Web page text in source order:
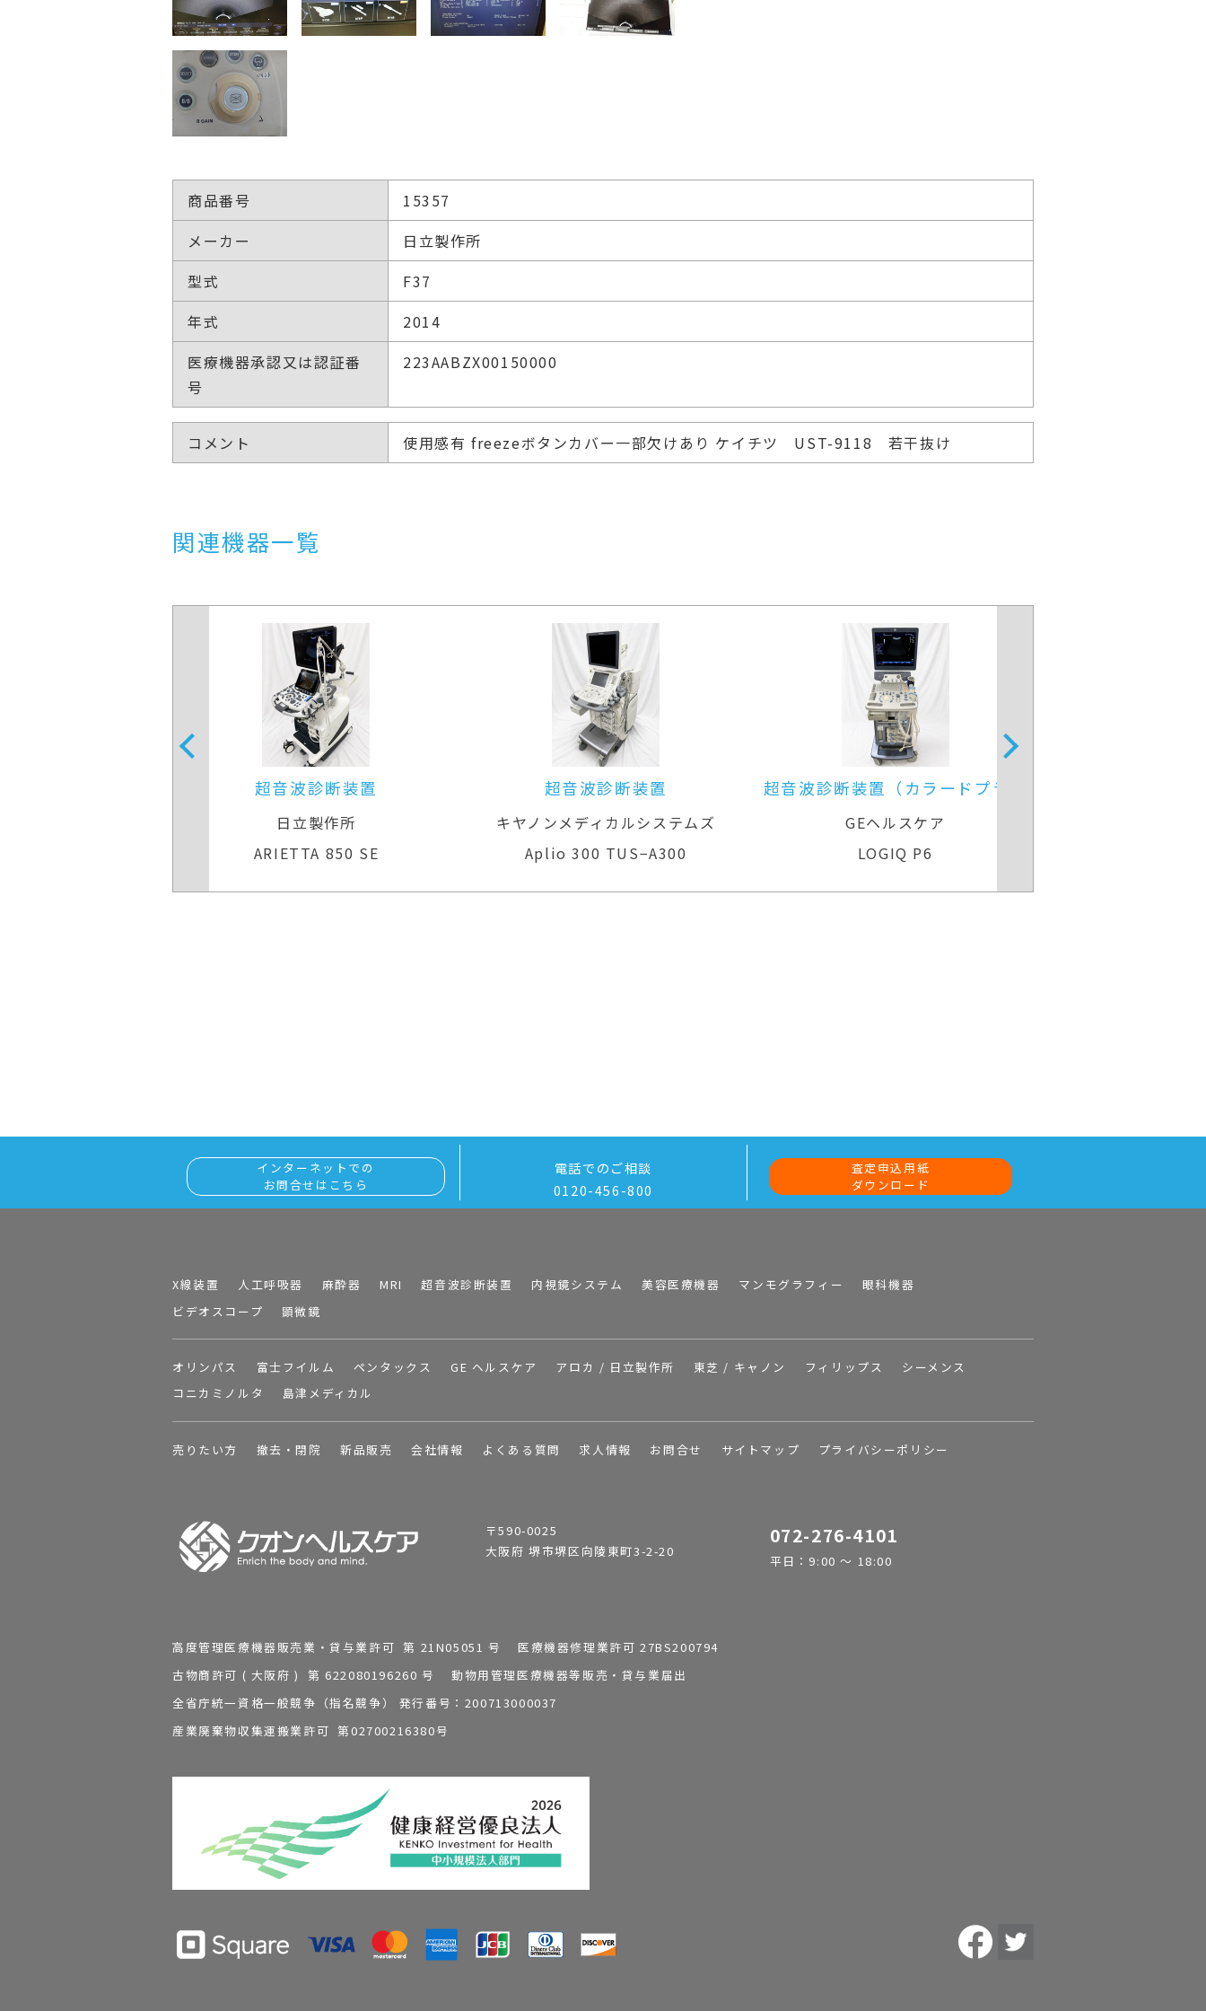
商品番号
15357
メーカー
日立製作所
型式
F37
年式
2014
医療機器承認又は認証番
号
223AABZX00150000
コメント 使用感有 freezeボタンカバー一部欠けあり ケイチツ UST-9118 若干抜け
関連機器一覧
超音波診断装置
キヤノンメディカルシステムズ
Aplio 300 TUS−A300
超音波診断装置（カラードプラ）
GEヘルスケア
LOGIQ P6
超音波診断装置
GEヘルスケア
Voluson Expert 22
インターネットでの
お問合せはこちら
電話でのご相談
0120-456-800
査定申込用紙
ダウンロード
X線装置 人工呼吸器 麻酔器 MRI 超音波診断装置 内視鏡システム 美容医療機器 マンモグラフィー
眼科機器
ビデオスコープ
顕微鏡
オリンパス 富士フイルム ペンタックス GE ヘルスケア アロカ / 日立製作所 東芝 / キャノン フィリップス
シーメンス
コニカミノルタ
島津メディカル
売りたい方 撤去・閉院 新品販売 会社情報 よくある質問 求人情報 お問合せ サイトマップ プライバシーポリシー
〒590-0025
大阪府 堺市堺区向陵東町3-2-20
072-276-4101
平日：9:00 ～ 18:00
高度管理医療機器販売業・貸与業許可 第 21N05051 号 医療機器修理業許可 27BS200794
古物商許可 ( 大阪府 ) 第 622080196260 号 動物用管理医療機器等販売・貸与業届出
全省庁統一資格一般競争（指名競争） 発行番号：200713000037
産業廃棄物収集運搬業許可 第02700216380号